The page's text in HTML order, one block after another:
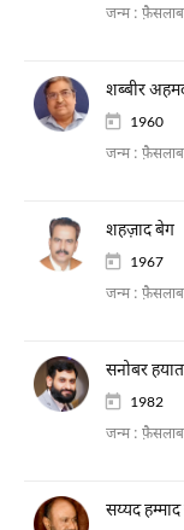
जन्म :
शब्बीर
1960
जन्म :
शहज़ाद बेग
1967
जन्म :
सनोबर
1982
जन्म :
सय्यद